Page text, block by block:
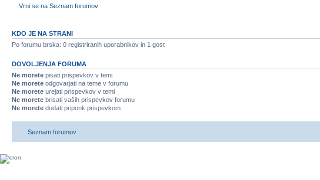
Vrni se na Seznam forumov
KDO JE NA STRANI
Po forumu brska: 0 registriranih uporabnikov in 1 gost
DOVOLJENJA FORUMA
Ne morete pisati prispevkov v temi
Ne morete odgovarjati na teme v forumu
Ne morete urejati prispevkov v temi
Ne morete brisati vaših prispevkov forumu
Ne morete dodati priponk prispevkom
Seznam forumov